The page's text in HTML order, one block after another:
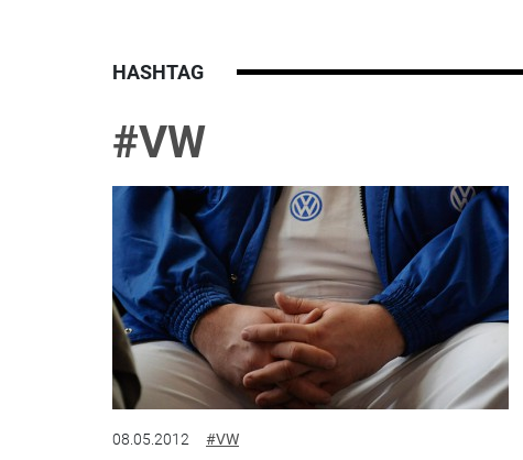
HASHTAG
#VW
08.05.2012 #VW